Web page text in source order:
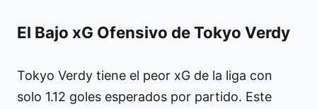
El Bajo xG Ofensivo de Tokyo Verdy
Tokyo Verdy tiene el peor xG de la liga con
solo 1.12 goles esperados por partido. Este